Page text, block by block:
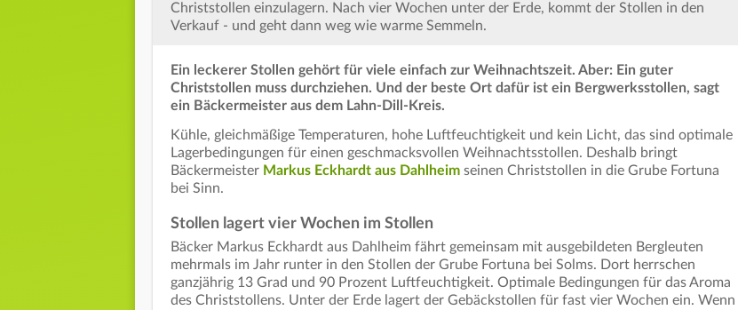
Christstollen einzulagern. Nach vier Wochen unter der Erde, kommt der Stollen in den
Verkauf - und geht dann weg wie warme Semmeln.
Ein leckerer Stollen gehört für viele einfach zur Weihnachtszeit. Aber: Ein guter
Christstollen muss durchziehen. Und der beste Ort dafür ist ein Bergwerksstollen, sagt
ein Bäckermeister aus dem Lahn-Dill-Kreis.
Kühle, gleichmäßige Temperaturen, hohe Luftfeuchtigkeit und kein Licht, das sind optimale
Lagerbedingungen für einen geschmacksvollen Weihnachtsstollen. Deshalb bringt
Bäckermeister Markus Eckhardt aus Dahlheim seinen Christstollen in die Grube Fortuna
bei Sinn.
Stollen lagert vier Wochen im Stollen
Bäcker Markus Eckhardt aus Dahlheim fährt gemeinsam mit ausgebildeten Bergleuten
mehrmals im Jahr runter in den Stollen der Grube Fortuna bei Solms. Dort herrschen
ganzjährig 13 Grad und 90 Prozent Luftfeuchtigkeit. Optimale Bedingungen für das Aroma
des Christstollens. Unter der Erde lagert der Gebäckstollen für fast vier Wochen ein. Wenn